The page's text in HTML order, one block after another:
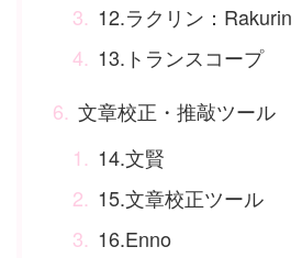
12.ラクリン：Rakurin
13.トランスコープ
文章校正・推敲ツール
14.文賢
15.文章校正ツール
16.Enno